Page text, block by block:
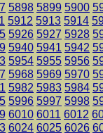
5898 5899 5900
5912 5913 5914
5926 5927 5928
5940 5941 5942
5954 5955 5956
5968 5969 5970
5982 5983 5984
5996 5997 5998
6010 6011 6012
6024 6025 6026